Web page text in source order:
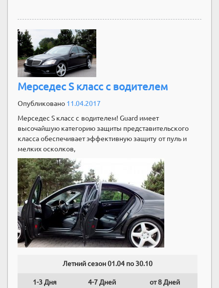
Мерседес S класс c водителем
Опубликовано 11.04.2017
Мерседес S класс c водителем! Guard имеет
высочайшую категорию защиты представительского
класса обеспечивает эффективную защиту от пуль и
мелких осколков,
Летний сезон 01.04 по 30.10
1-3 Дня 4-7 Дней от 8 Дней